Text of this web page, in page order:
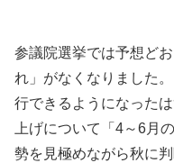
参議院選挙では予想ど
れ」がなくなりました
行できるようになった
上げについて「4～6月
勢を見極めながら秋に